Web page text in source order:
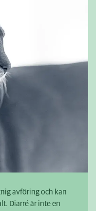
avföring och kan
Diarré är inte en